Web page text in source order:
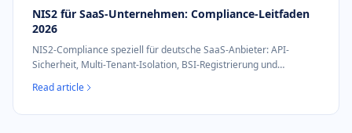
NIS2 für SaaS-Unternehmen: Compliance-Leitfaden
2026
NIS2-Compliance speziell für deutsche SaaS-Anbieter: API-
Sicherheit, Multi-Tenant-Isolation, BSI-Registrierung und
Read article